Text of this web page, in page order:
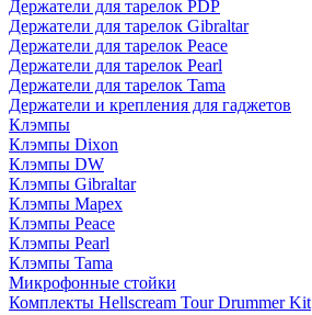
Держатели для тарелок PDP
Держатели для тарелок Gibraltar
Держатели для тарелок Peace
Держатели для тарелок Pearl
Держатели для тарелок Tama
Держатели и крепления для гаджетов
Клэмпы
Клэмпы Dixon
Клэмпы DW
Клэмпы Gibraltar
Клэмпы Mapex
Клэмпы Peace
Клэмпы Pearl
Клэмпы Tama
Микрофонные стойки
Комплекты Hellscream Tour Drummer Kit